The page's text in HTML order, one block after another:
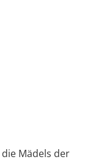
Mädels der